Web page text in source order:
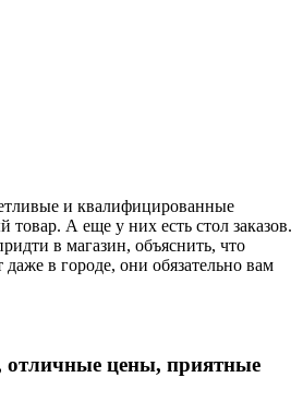
и квалифицированные
товар. А еще у них есть стол заказов.
в магазин, объяснить, что
в городе, они обязательно вам
цены, приятные